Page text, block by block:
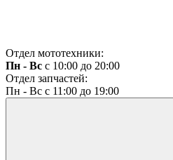
Отдел мототехники:
Пн - Вс с 10:00 до 20:00
Отдел запчастей:
Пн - Вс с 11:00 до 19:00